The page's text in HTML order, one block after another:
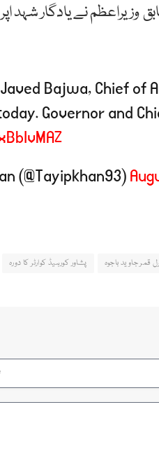
وزیراعظم نے یادگار شہد
Bajwa, Chief of
Governor and
قمر جاوید باجوہ پشاور کورہیڈ کوارٹر کا دورہ